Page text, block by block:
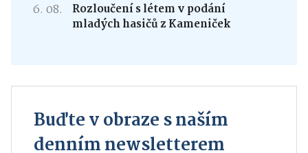
6. 08.
Rozloučení s létem v podání
mladých hasičů z Kameniček
Buďte v obraze s naším
denním newsletterem